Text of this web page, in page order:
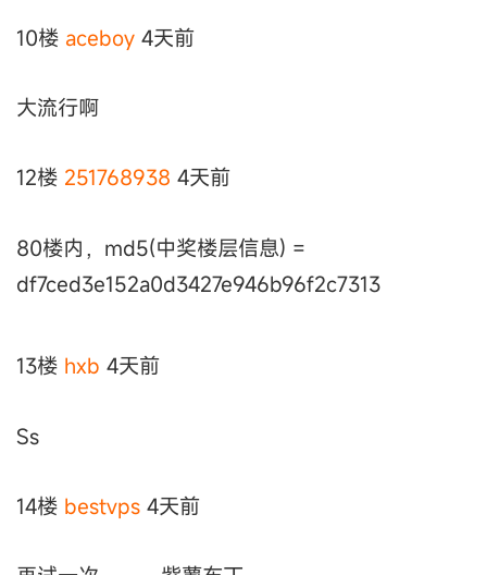
10楼 aceboy 4天前
大流行啊
12楼 251768938 4天前
80楼内，md5(中奖楼层信息) =
df7ced3e152a0d3427e946b96f2c7313
13楼 hxb 4天前
Ss
14楼 bestvps 4天前